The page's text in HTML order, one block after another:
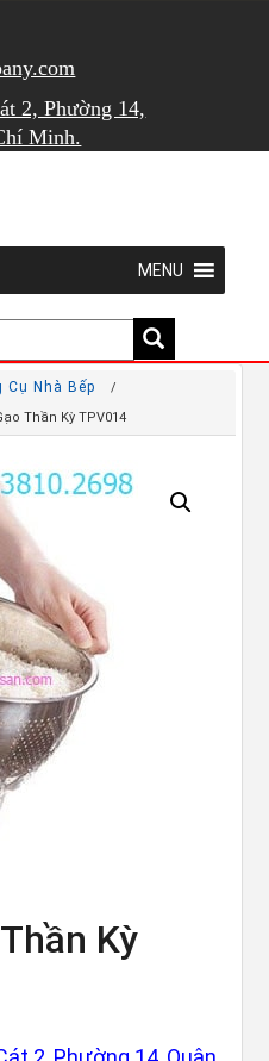
2, Phường 14,
Minh.
MENU
Nhà Bếp /
Thần Kỳ TPV014
Kỳ